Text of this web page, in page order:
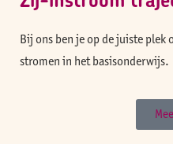
Bij ons ben je op de juiste plek
stromen in het basisonderwijs.